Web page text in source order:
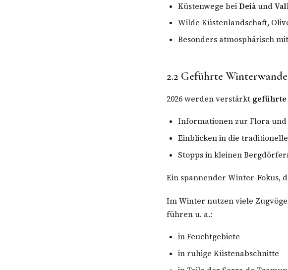
Küstenwege beiDeiàund
Wilde Küstenlandschaft,
Besonders atmosphärisch
2.2 Geführte
2026 werden verstärkt
Informationen zur Flora und
Einblicken in die
Stopps in kleinen
Ein spannender Winter-Fokus,
Im Winter nutzen viele
führen u. a.:
in Feuchtgebiete
in ruhige Küstenabschnitte